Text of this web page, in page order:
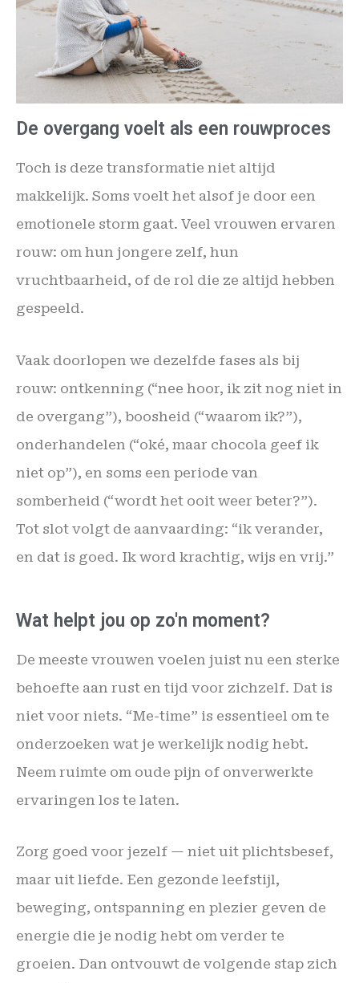
De overgang voelt als een rouwproces
Toch is deze transformatie niet altijd
makkelijk. Soms voelt het alsof je door een
emotionele storm gaat. Veel vrouwen ervaren
rouw: om hun jongere zelf, hun
vruchtbaarheid, of de rol die ze altijd hebben
gespeeld.
Vaak doorlopen we dezelfde fases als bij
rouw: ontkenning (“nee hoor, ik zit nog niet in
de overgang”), boosheid (“waarom ik?”),
onderhandelen (“oké, maar chocola geef ik
niet op”), en soms een periode van
somberheid (“wordt het ooit weer beter?”).
Tot slot volgt de aanvaarding: “ik verander,
en dat is goed. Ik word krachtig, wijs en vrij.”
Wat helpt jou op zo'n moment?
De meeste vrouwen voelen juist nu een sterke
behoefte aan rust en tijd voor zichzelf. Dat is
niet voor niets. “Me-time” is essentieel om te
onderzoeken wat je werkelijk nodig hebt.
Neem ruimte om oude pijn of onverwerkte
ervaringen los te laten.
Zorg goed voor jezelf — niet uit plichtsbesef,
maar uit liefde. Een gezonde leefstijl,
beweging, ontspanning en plezier geven de
energie die je nodig hebt om verder te
groeien. Dan ontvouwt de volgende stap zich